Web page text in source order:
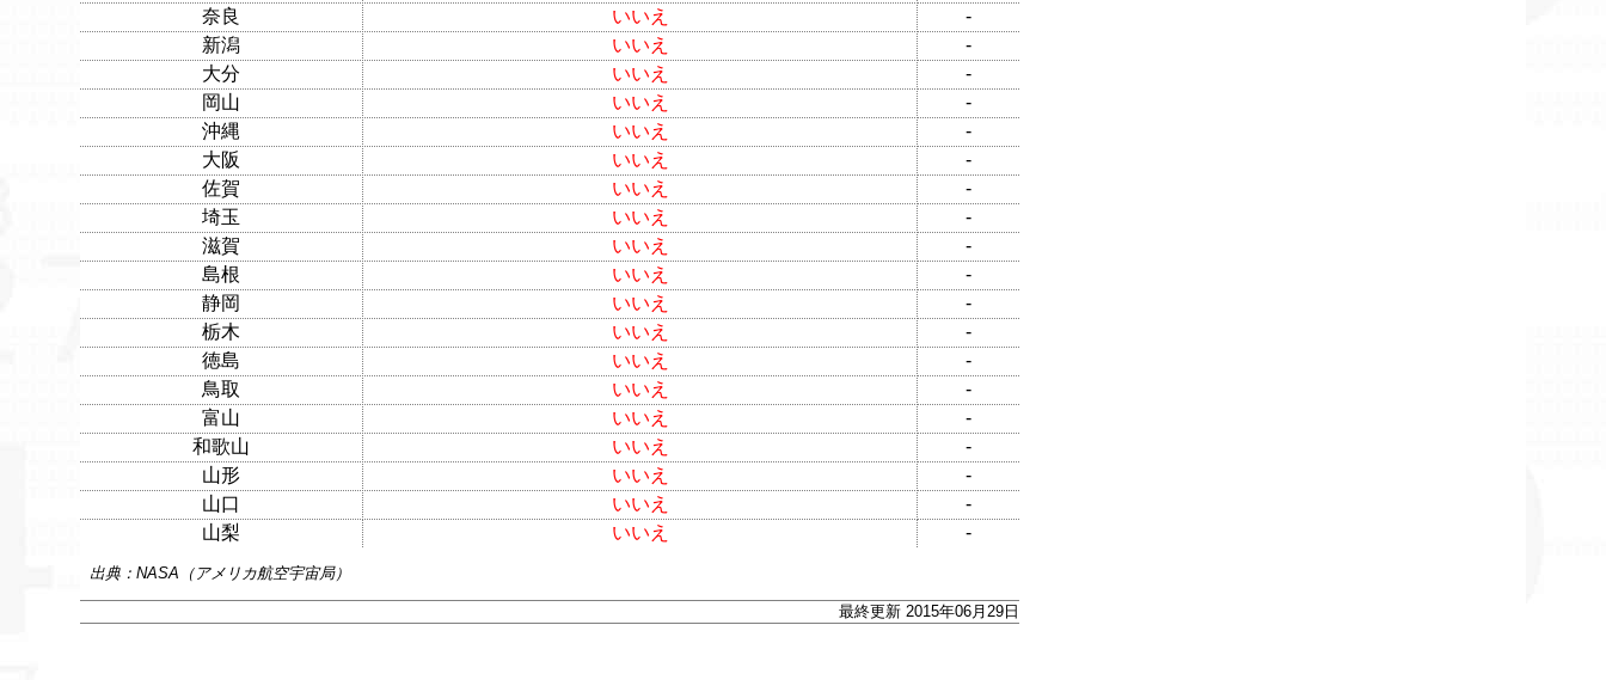
奈良
いいえ
-
新潟
いいえ
-
大分
いいえ
-
岡山
いいえ
-
沖縄
いいえ
-
大阪
いいえ
-
佐賀
いいえ
-
埼玉
いいえ
-
滋賀
いいえ
-
島根
いいえ
-
静岡
いいえ
-
栃木
いいえ
-
徳島
いいえ
-
鳥取
いいえ
-
富山
いいえ
-
和歌山
いいえ
-
山形
いいえ
-
山口
いいえ
-
山梨
いいえ -
出典：NASA（アメリカ航空宇宙局）
最終更新 2015年06月29日